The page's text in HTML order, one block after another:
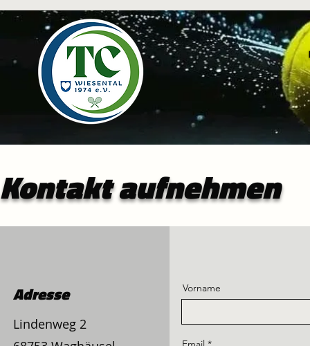
Kontakt aufnehmen
Adresse
Lindenweg 2
Vorname